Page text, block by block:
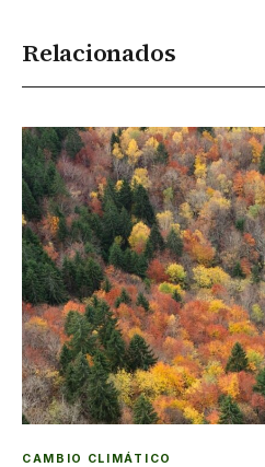
Relacionados
CAMBIO CLIMÁTICO